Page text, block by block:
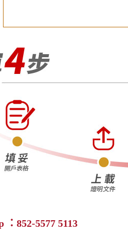
明。
受也許遠超過
2. 報價錯誤：
致的賬戶餘額
的錯誤報價、
例如：硬體，
誤資料）。大
時需預留足夠
話，可能會觸
：852-5577 5113